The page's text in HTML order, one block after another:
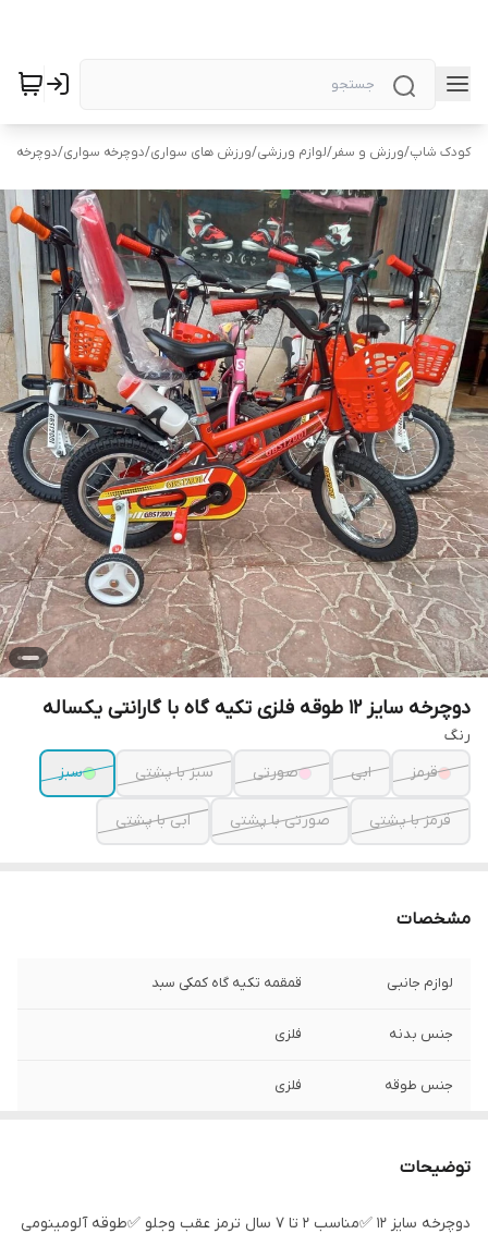
کودک شاپ/ورزش و سفر/لوازم ورزشی/ورزش های سواری/دوچرخه سواری/دوچرخه
دوچرخه سایز 12 طوقه فلزی تکیه گاه با گارانتی یکساله
رنگ
قرمز
ابی صورتی سبز با پشتی سبز
قرمز با پشتی صورتی با پشتی ابی با پشتی
مشخصات
لوازم جانبی قمقمه تکیه گاه کمکی سبد
جنس بدنه فلزی
جنس طوقه فلزی
توضیحات
دوچرخه سایز ۱۲ ✅مناسب ۲ تا ۷ سال ترمز عقب و‌جلو ✅طوقه آلومینومی